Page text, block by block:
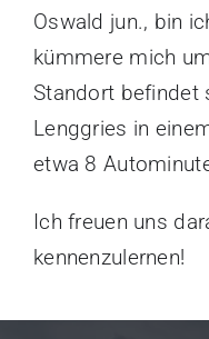
Oswald jun., bin
kümmere mich
Standort befindet
Lenggries in
etwa 8
Ich freuen uns
kennenzulernen!